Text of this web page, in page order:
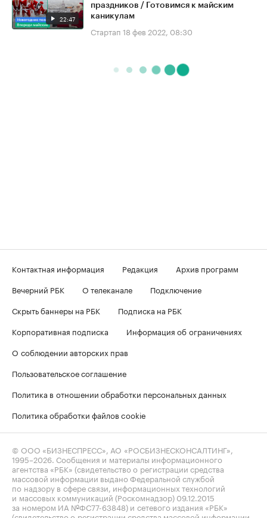
22:47
праздников / Готовимся к майским
каникулам
Стартап 18 фев 2022, 08:30
Контактная информация Редакция
Архив программ
Вечерний РБК
О телеканале
Подключение
Скрыть баннеры на РБК
Подписка на РБК
Корпоративная подписка
Информация об ограничениях
О соблюдении авторских прав
Пользовательское соглашение
Политика в отношении обработки персональных данных
Политика обработки файлов cookie
© ООО «БИЗНЕСПРЕСС», АО «РОСБИЗНЕСКОНСАЛТИНГ»,
1995–2026 . Сообщения и материалы информационного
агентства «РБК» (свидетельство о регистрации средства
массовой информации выдано Федеральной службой
по надзору в сфере связи, информационных технологий
и массовых коммуникаций (Роскомнадзор) 09.12.2015
за номером ИА №ФС77-63848) и сетевого издания «РБК»